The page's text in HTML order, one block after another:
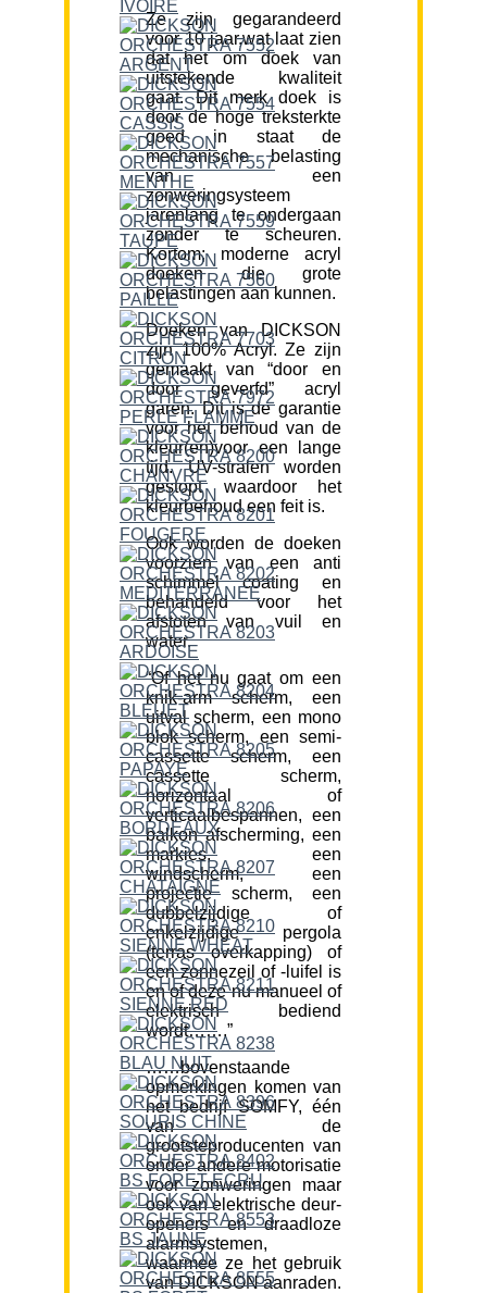
Ze zijn gegarandeerd
voor 10 jaar,wat laat zien
dat het om doek van
uitstekende kwaliteit
gaat. Dit merk doek is
door de hoge treksterkte
goed in staat de
mechanische belasting
van een
zonweringsysteem
jarenlang te ondergaan
zonder te scheuren.
Kortom; moderne acryl
doeken die grote
belastingen aan kunnen.
Doeken van DICKSON
zijn 100% Acryl. Ze zijn
gemaakt van “door en
door geverfd” acryl
garen. Dit is de garantie
voor het behoud van de
kleur(en)voor een lange
tijd. UV-stralen worden
gestopt waardoor het
kleurbehoud een feit is.
Ook worden de doeken
voorzien van een anti
schimmel coating en
behandeld voor het
afstoten van vuil en
water.
“Of het nu gaat om een
knik-arm scherm, een
uitval scherm, een mono
blok scherm, een semi-
cassette scherm, een
cassette scherm,
horizontaal of
verticaalbespannen, een
balkon afscherming, een
markies, een
windscherm, een
projectie scherm, een
dubbelzijdige of
enkelzijdige pergola
(terras overkapping) of
een zonnezeil of -luifel is
en of deze nu manueel of
elektrisch bediend
wordt…….”
……bovenstaande
opmerkingen komen van
het bedrijf SOMFY, één
van de
grootsteproducenten van
onder andere motorisatie
voor zonweringen maar
ook van elektrische deur-
openers en draadloze
alarmsystemen,
waarmee ze het gebruik
van DICKSON aanraden.